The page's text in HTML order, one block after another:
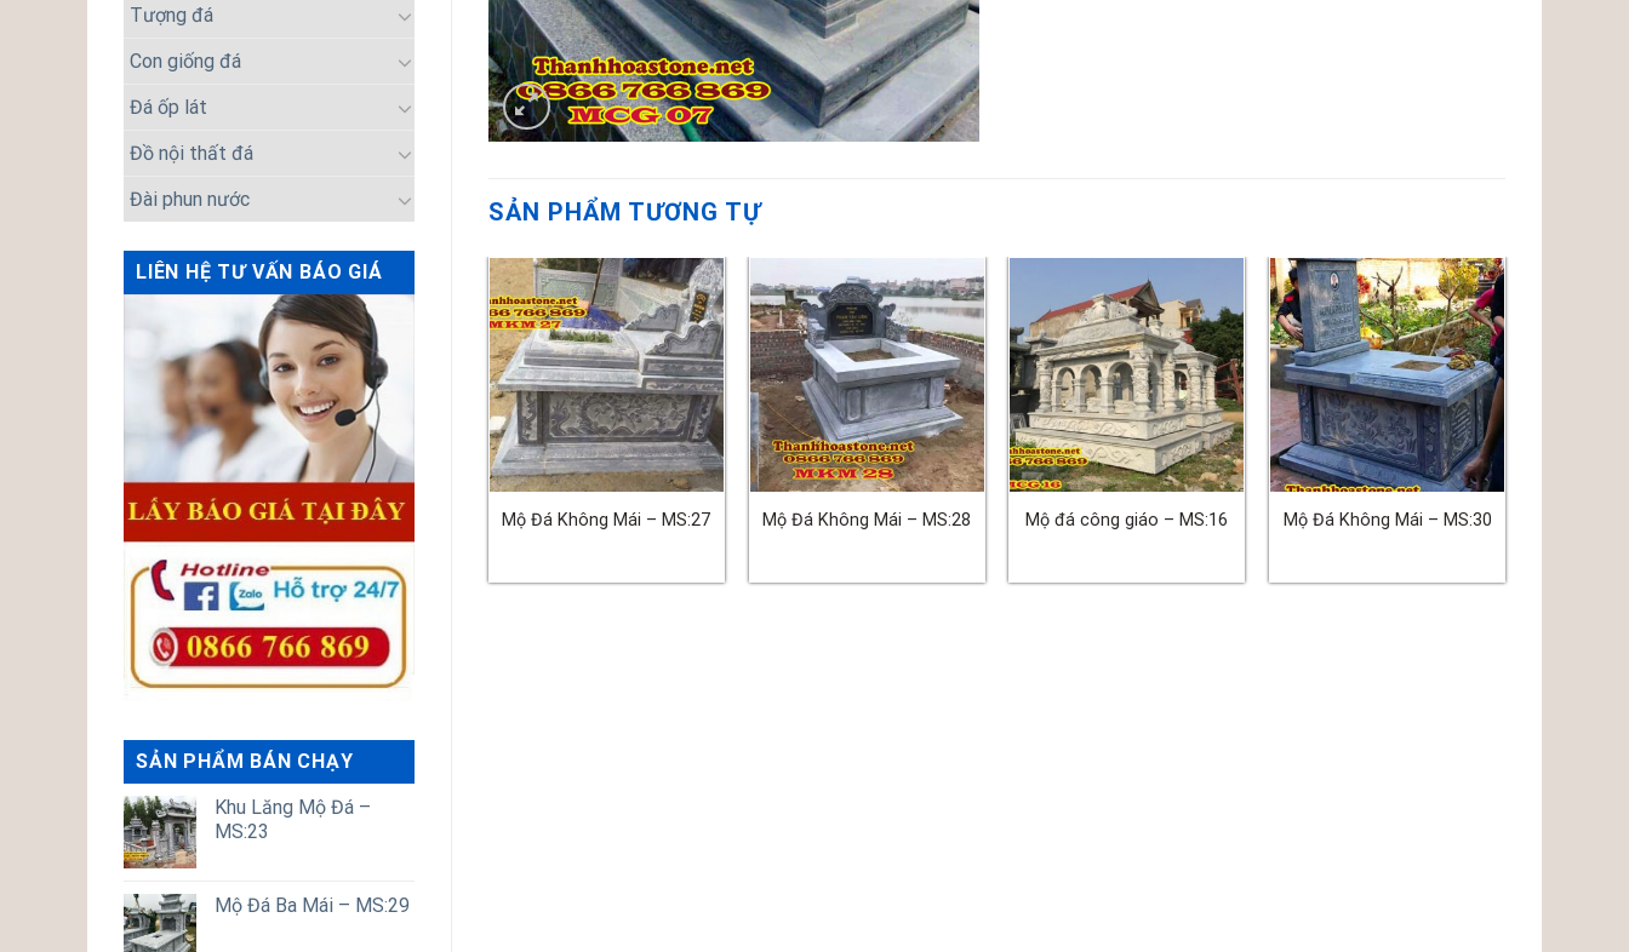
Tượng đá
Con giống đá
Đá ốp lát
Đồ nội thất đá
Đài phun nước
LIÊN HỆ TƯ VẤN BÁO GIÁ
SẢN PHẨM BÁN CHẠY
Khu Lăng Mộ Đá –
MS:23
Mộ Đá Ba Mái – MS:29
SẢN PHẨM TƯƠNG TỰ
Mộ Đá Không Mái – MS:27 Mộ Đá Không Mái – MS:28 Mộ đá công giáo – MS:16 Mộ Đá Không Mái – MS:30
Đá Không Mái – MS:33 Mộ Đá Không Mái – MS:31